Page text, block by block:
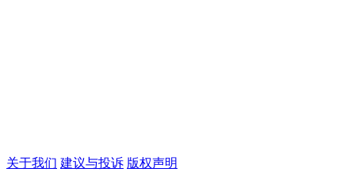
关于我们 建议与投诉 版权声明